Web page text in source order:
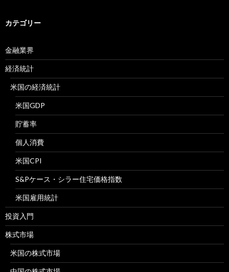
カテゴリー
金融業界
経済統計
米国の経済統計
米国GDP
貯蓄率
個人消費
米国CPI
S&Pケース・シラー住宅価格指数
米国雇用統計
投資入門
株式市場
米国の株式市場